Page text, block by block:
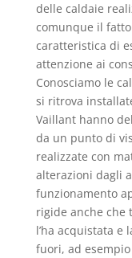
delle caldaie
comunque il
caratteristica di
attenzione ai
Conosciamo le
si ritrova
Vaillant hanno
da un punto di
realizzate con
alterazioni dagli
funzionamento
rigide anche che
l’ha acquistata e
fuori, ad